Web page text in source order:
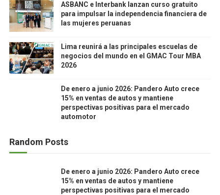
ASBANC e Interbank lanzan curso gratuito
para impulsar la independencia financiera de
las mujeres peruanas
Lima reunirá a las principales escuelas de
negocios del mundo en el GMAC Tour MBA
2026
De enero a junio 2026: Pandero Auto crece
15% en ventas de autos y mantiene
perspectivas positivas para el mercado
automotor
Random Posts
De enero a junio 2026: Pandero Auto crece
15% en ventas de autos y mantiene
perspectivas positivas para el mercado